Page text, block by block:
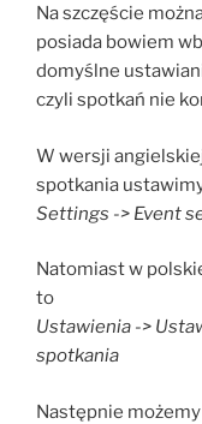
Na szczęście
posiada bowiem
domyślne
czyli spotkań nie
W wersji
spotkania
Settings -> Event
Natomiast w
to
Ustawienia ->
spotkania
Następnie